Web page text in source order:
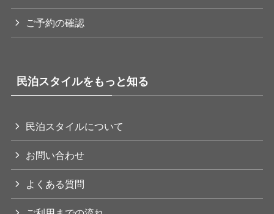
ご予約の確認
民泊スタイルをもっと知る
民泊スタイルについて
お問い合わせ
よくある質問